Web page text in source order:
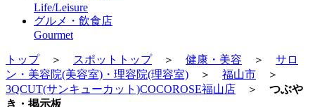
Life/Leisure
グルメ・飲食店
Gourmet
トップ＞ スポットトップ＞ 健康・美容 ＞ サロ
ン・美容院(美容室)・理容院(理容室) ＞ 福山市 ＞
3QCUT(サンキューカット)COCOROSE福山店 ＞ つぶや
き・掲示板